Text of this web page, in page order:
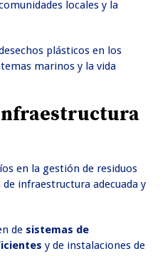
locales y la
plásticos en los
marinos y la vida
en la gestión de residuos
infraestructura adecuada y
de sistemas de
y de instalaciones de